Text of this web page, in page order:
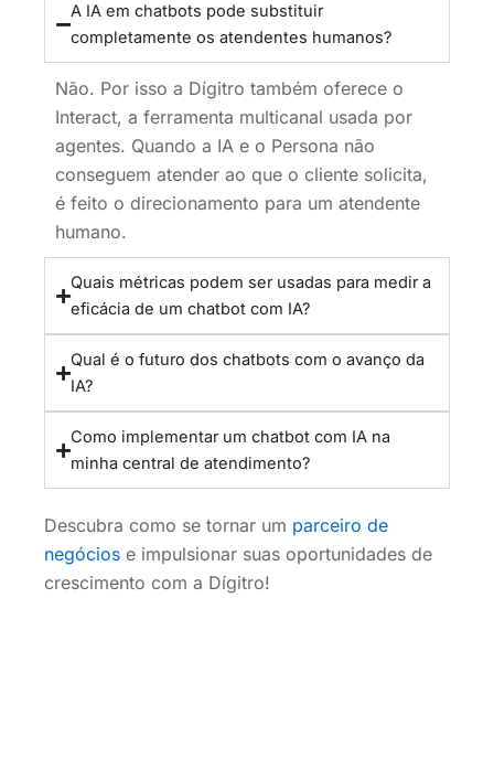
A IA em chatbots pode substituir
completamente os atendentes humanos?
Não. Por isso a Dígitro também oferece o
Interact, a ferramenta multicanal usada por
agentes. Quando a IA e o Persona não
conseguem atender ao que o cliente solicita,
é feito o direcionamento para um atendente
humano.
Quais métricas podem ser usadas para medir a
eficácia de um chatbot com IA?
Qual é o futuro dos chatbots com o avanço da
IA?
Como implementar um chatbot com IA na
minha central de atendimento?
Descubra como se tornar um parceiro de
negócios e impulsionar suas oportunidades de
crescimento com a Dígitro!